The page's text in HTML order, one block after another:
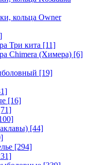
кольца Owner
Три кита [11]
Chimera (Химера) [6]
[19]
[16]
[44]
[294]